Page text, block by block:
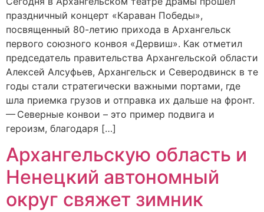
праздничный концерт «Караван Победы»,
посвященный 80-летию прихода в Архангельск
первого союзного конвоя «Дервиш». Как отметил
председатель правительства Архангельской области
Алексей Алсуфьев, Архангельск и Северодвинск в те
годы стали стратегически важными портами, где
шла приемка грузов и отправка их дальше на фронт.
— Северные конвои – это пример подвига и
героизм, благодаря […]
Архангельскую область и
Ненецкий автономный
округ свяжет зимник